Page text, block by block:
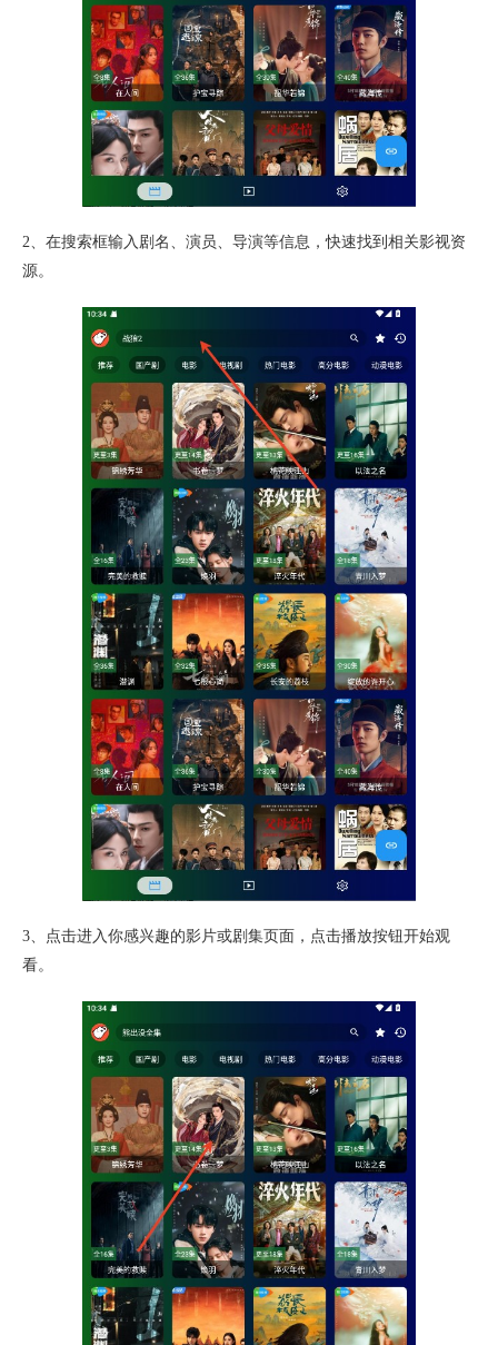
2、在搜索框输入剧名、演员、导演等信息，快速找到相关影视资
源。
3、点击进入你感兴趣的影片或剧集页面，点击播放按钮开始观
看。